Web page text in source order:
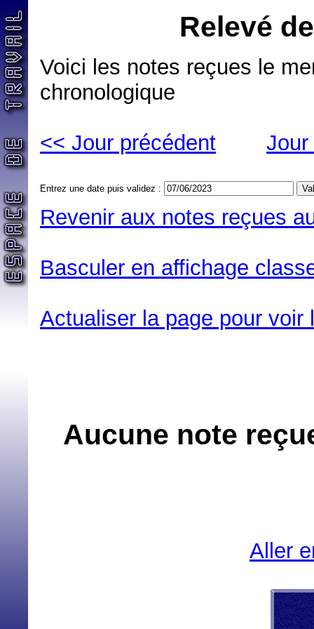
Relevé
Voici les notes reçues le
chronologique
<< Jour précédent
Entrez une date puis validez :
Revenir aux notes reçues
Basculer en affichage
Actualiser la page pour
Aucune note
Aller